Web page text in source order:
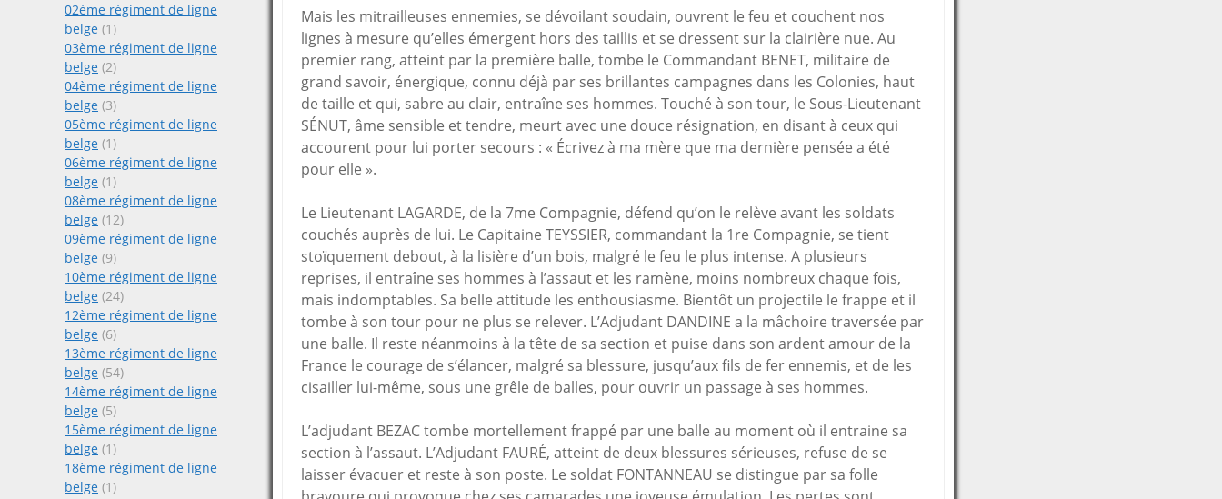
02ème régiment de ligne
belge (1)
03ème régiment de ligne
belge (2)
04ème régiment de ligne
belge (3)
05ème régiment de ligne
belge (1)
06ème régiment de ligne
belge (1)
08ème régiment de ligne
belge (12)
09ème régiment de ligne
belge (9)
10ème régiment de ligne
belge (24)
12ème régiment de ligne
belge (6)
13ème régiment de ligne
belge (54)
14ème régiment de ligne
belge (5)
15ème régiment de ligne
belge (1)
18ème régiment de ligne
belge (1)
Mais les mitrailleuses ennemies, se dévoilant soudain, ouvrent le feu et couchent nos
lignes à mesure qu’elles émergent hors des taillis et se dressent sur la clairière nue. Au
premier rang, atteint par la première balle, tombe le Commandant BENET, militaire de
grand savoir, énergique, connu déjà par ses brillantes campagnes dans les Colonies, haut
de taille et qui, sabre au clair, entraîne ses hommes. Touché à son tour, le Sous-Lieutenant
SÉNUT, âme sensible et tendre, meurt avec une douce résignation, en disant à ceux qui
accourent pour lui porter secours : « Écrivez à ma mère que ma dernière pensée a été
pour elle ».
Le Lieutenant LAGARDE, de la 7me Compagnie, défend qu’on le relève avant les soldats
couchés auprès de lui. Le Capitaine TEYSSIER, commandant la 1re Compagnie, se tient
stoïquement debout, à la lisière d’un bois, malgré le feu le plus intense. A plusieurs
reprises, il entraîne ses hommes à l’assaut et les ramène, moins nombreux chaque fois,
mais indomptables. Sa belle attitude les enthousiasme. Bientôt un projectile le frappe et il
tombe à son tour pour ne plus se relever. L’Adjudant DANDINE a la mâchoire traversée par
une balle. Il reste néanmoins à la tête de sa section et puise dans son ardent amour de la
France le courage de s’élancer, malgré sa blessure, jusqu’aux fils de fer ennemis, et de les
cisailler lui-même, sous une grêle de balles, pour ouvrir un passage à ses hommes.
L’adjudant BEZAC tombe mortellement frappé par une balle au moment où il entraine sa
section à l’assaut. L’Adjudant FAURÉ, atteint de deux blessures sérieuses, refuse de se
laisser évacuer et reste à son poste. Le soldat FONTANNEAU se distingue par sa folle